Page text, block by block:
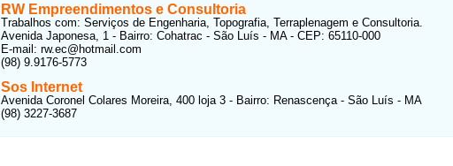
RW Empreendimentos e Consultoria
Trabalhos com: Serviços de Engenharia, Topografia, Terraplenagem e Consultoria.
Avenida Japonesa, 1 - Bairro: Cohatrac - São Luís - MA - CEP: 65110-000
E-mail: rw.ec@hotmail.com
(98) 9.9176-5773
Sos Internet
Avenida Coronel Colares Moreira, 400 loja 3 - Bairro: Renascença - São Luís - MA
(98) 3227-3687